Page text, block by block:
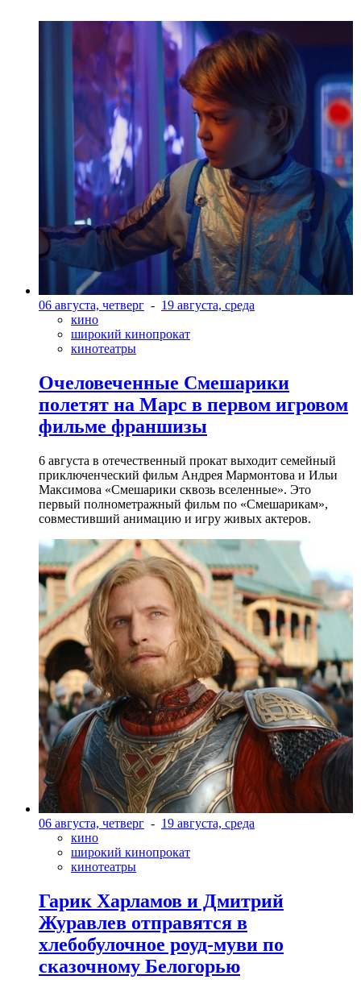
06 августа, четверг - 19 августа, среда
кино
широкий кинопрокат
кинотеатры
Очеловеченные Смешарики
полетят на Марс в первом игровом
фильме франшизы
6 августа в отечественный прокат выходит семейный
приключенческий фильм Андрея Мармонтова и Ильи
Максимова «Смешарики сквозь вселенные». Это
первый полнометражный фильм по «Смешарикам»,
совместивший анимацию и игру живых актеров.
06 августа, четверг - 19 августа, среда
кино
широкий кинопрокат
кинотеатры
Гарик Харламов и Дмитрий
Журавлев отправятся в
хлебобулочное роуд-муви по
сказочному Белогорью